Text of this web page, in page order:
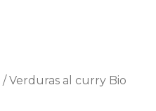
/Verduras al curry Bio